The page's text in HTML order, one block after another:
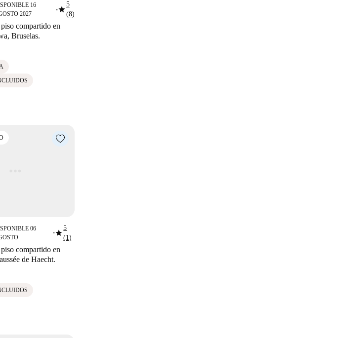
16
2027
■star5
(8)
compartido en
Bruselas.
06
■star5
(1)
compartido en
de Haecht.